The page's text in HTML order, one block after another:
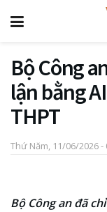
Bộ Công
lận bằng
THPT
Thứ Năm, 11/06/2026 -
Bộ Công an đã